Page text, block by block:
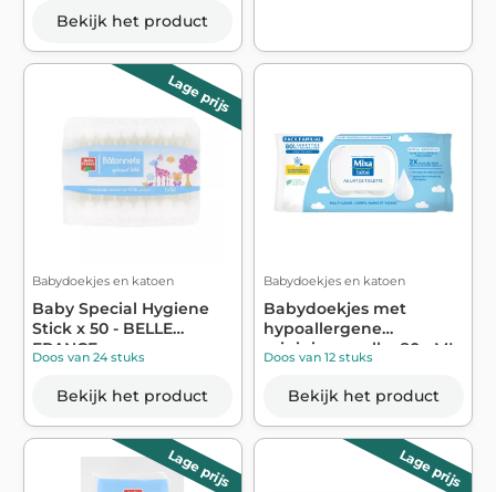
Bekijk het product
Lage prijs
Babydoekjes en katoen
Baby Special Hygiene
Stick x 50 - BELLE
FRANCE
Doos van 24 stuks
Bekijk het product
Babydoekjes en katoen
Babydoekjes met
hypoallergene
reinigingsmelk x80 - MI...
Doos van 12 stuks
Bekijk het product
Lage prijs Lage prijs